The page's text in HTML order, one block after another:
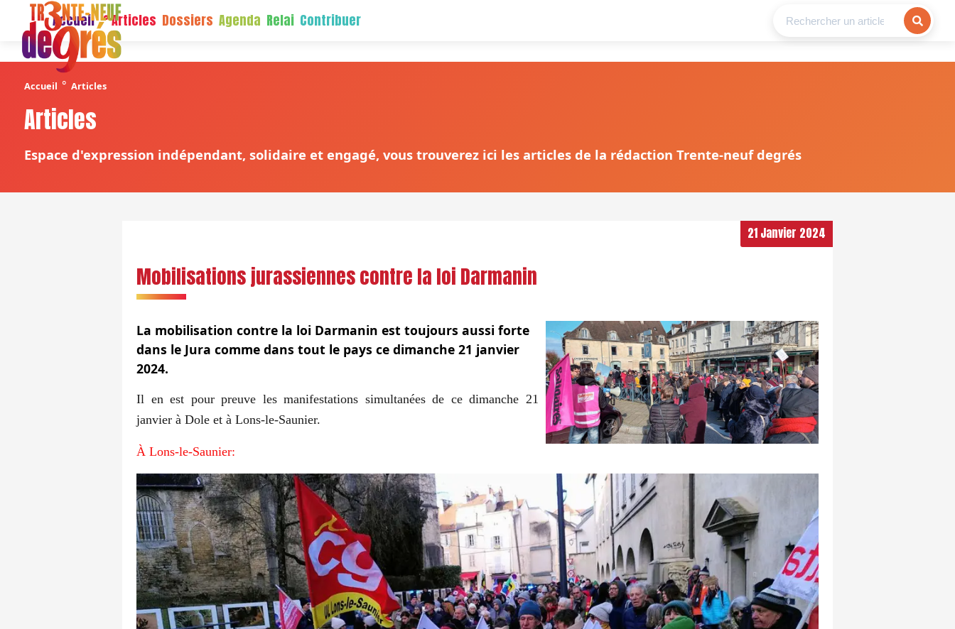
Accueil Articles Dossiers Agenda Relai Contribuer
Accueil ° Articles
Articles
Espace d'expression indépendant, solidaire et engagé, vous trouverez ici les articles de la rédaction Trente-neuf degrés
21 Janvier 2024
Mobilisations jurassiennes contre la loi Darmanin
La mobilisation contre la loi Darmanin est toujours aussi forte
dans le Jura comme dans tout le pays ce dimanche 21 janvier
2024.
Il en est pour preuve les manifestations simultanées de ce dimanche 21
janvier à Dole et à Lons-le-Saunier.
À Lons-le-Saunier: